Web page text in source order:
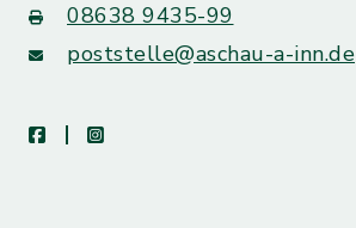
08638 9435-99
poststelle@aschau-a-inn.de
facebookinstagram